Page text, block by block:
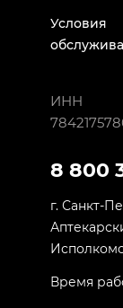
Условия
ИНН
8 800
г. Санкт-
Время